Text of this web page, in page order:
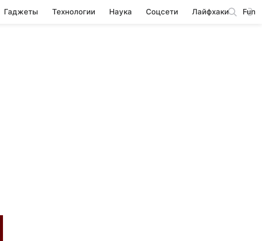
Гаджеты Технологии Наука Соцсети Лайфхаки Fun